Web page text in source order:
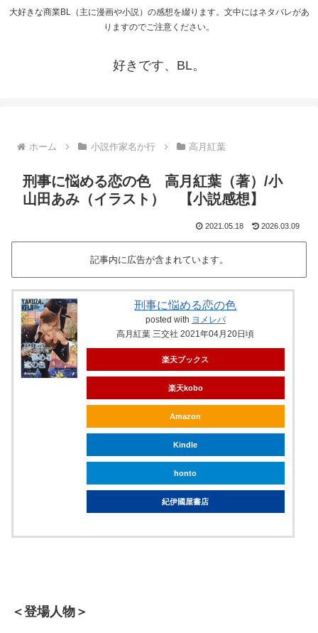
大好きな商業BL（主に漫画や小説）の感想を綴ります。文中にはネタバレがあ
りますのでご注意ください。
好きです、BL。
ホーム 小説作家名か行 高月紅葉
刑事に悩める恋の色 高月紅葉（著）/小
山田あみ（イラスト） 【小説感想】
2021.05.18 2026.03.09
記事内に広告が含まれています。
刑事に悩める恋の色
posted with ヨメレバ
高月紅葉 三交社 2021年04月20日頃
楽天ブックス
楽天kobo
Amazon
Kindle
honto
紀伊國屋書店
＜登場人物＞